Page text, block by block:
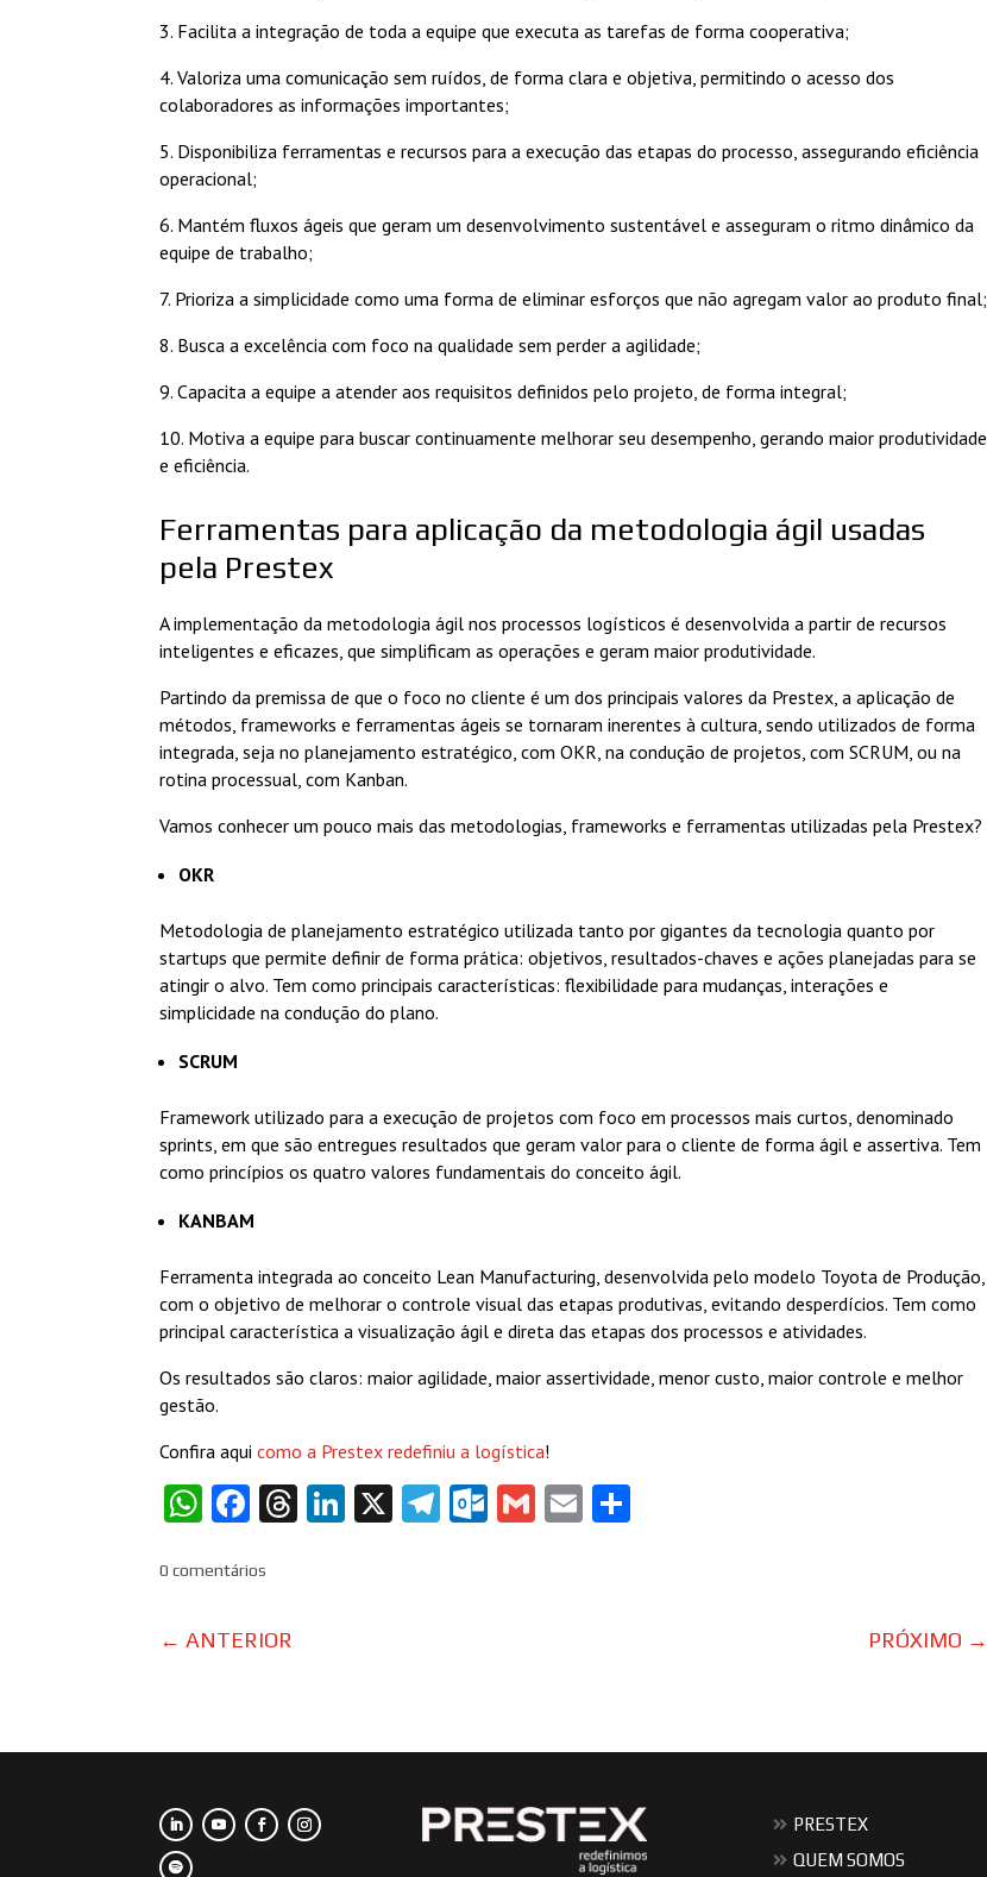
3. Facilita a integração de toda a equipe que executa as tarefas de forma cooperativa;
4. Valoriza uma comunicação sem ruídos, de forma clara e objetiva, permitindo o acesso dos
colaboradores as informações importantes;
5. Disponibiliza ferramentas e recursos para a execução das etapas do processo, assegurando eficiência
operacional;
6. Mantém fluxos ágeis que geram um desenvolvimento sustentável e asseguram o ritmo dinâmico da
equipe de trabalho;
7. Prioriza a simplicidade como uma forma de eliminar esforços que não agregam valor ao produto final;
8. Busca a excelência com foco na qualidade sem perder a agilidade;
9. Capacita a equipe a atender aos requisitos definidos pelo projeto, de forma integral;
10. Motiva a equipe para buscar continuamente melhorar seu desempenho, gerando maior produtividade
e eficiência.
Ferramentas para aplicação da metodologia ágil usadas
pela Prestex
A implementação da metodologia ágil nos processos logísticos é desenvolvida a partir de recursos
inteligentes e eficazes, que simplificam as operações e geram maior produtividade.
Partindo da premissa de que o foco no cliente é um dos principais valores da Prestex, a aplicação de
métodos, frameworks e ferramentas ágeis se tornaram inerentes à cultura, sendo utilizados de forma
integrada, seja no planejamento estratégico, com OKR, na condução de projetos, com SCRUM, ou na
rotina processual, com Kanban.
Vamos conhecer um pouco mais das metodologias, frameworks e ferramentas utilizadas pela Prestex?
OKR
Metodologia de planejamento estratégico utilizada tanto por gigantes da tecnologia quanto por
startups que permite definir de forma prática: objetivos, resultados-chaves e ações planejadas para se
atingir o alvo. Tem como principais características: flexibilidade para mudanças, interações e
simplicidade na condução do plano.
SCRUM
Framework utilizado para a execução de projetos com foco em processos mais curtos, denominado
sprints, em que são entregues resultados que geram valor para o cliente de forma ágil e assertiva. Tem
como princípios os quatro valores fundamentais do conceito ágil.
KANBAM
Ferramenta integrada ao conceito Lean Manufacturing, desenvolvida pelo modelo Toyota de Produção,
com o objetivo de melhorar o controle visual das etapas produtivas, evitando desperdícios. Tem como
principal característica a visualização ágil e direta das etapas dos processos e atividades.
Os resultados são claros: maior agilidade, maior assertividade, menor custo, maior controle e melhor
gestão.
Confira aquicomo a Prestex redefiniu a logística!
WhatsApp
Facebook
Threads
LinkedIn
X Telegram
Outlook.com
Gmail
Email
0 comentários
←ANTERIOR PRÓXIMO →
PRESTEX
QUEM SOMOS